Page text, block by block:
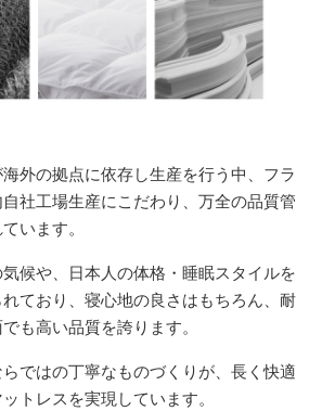
外の拠点に依存し生産を行う中、フラ
社工場生産にこだわり、万全の品質管
います。
候や、日本人の体格・睡眠スタイルを
ており、寝心地の良さはもちろん、耐
も高い品質を誇ります。
ではの丁寧なものづくりが、長く快適
トレスを実現しています。